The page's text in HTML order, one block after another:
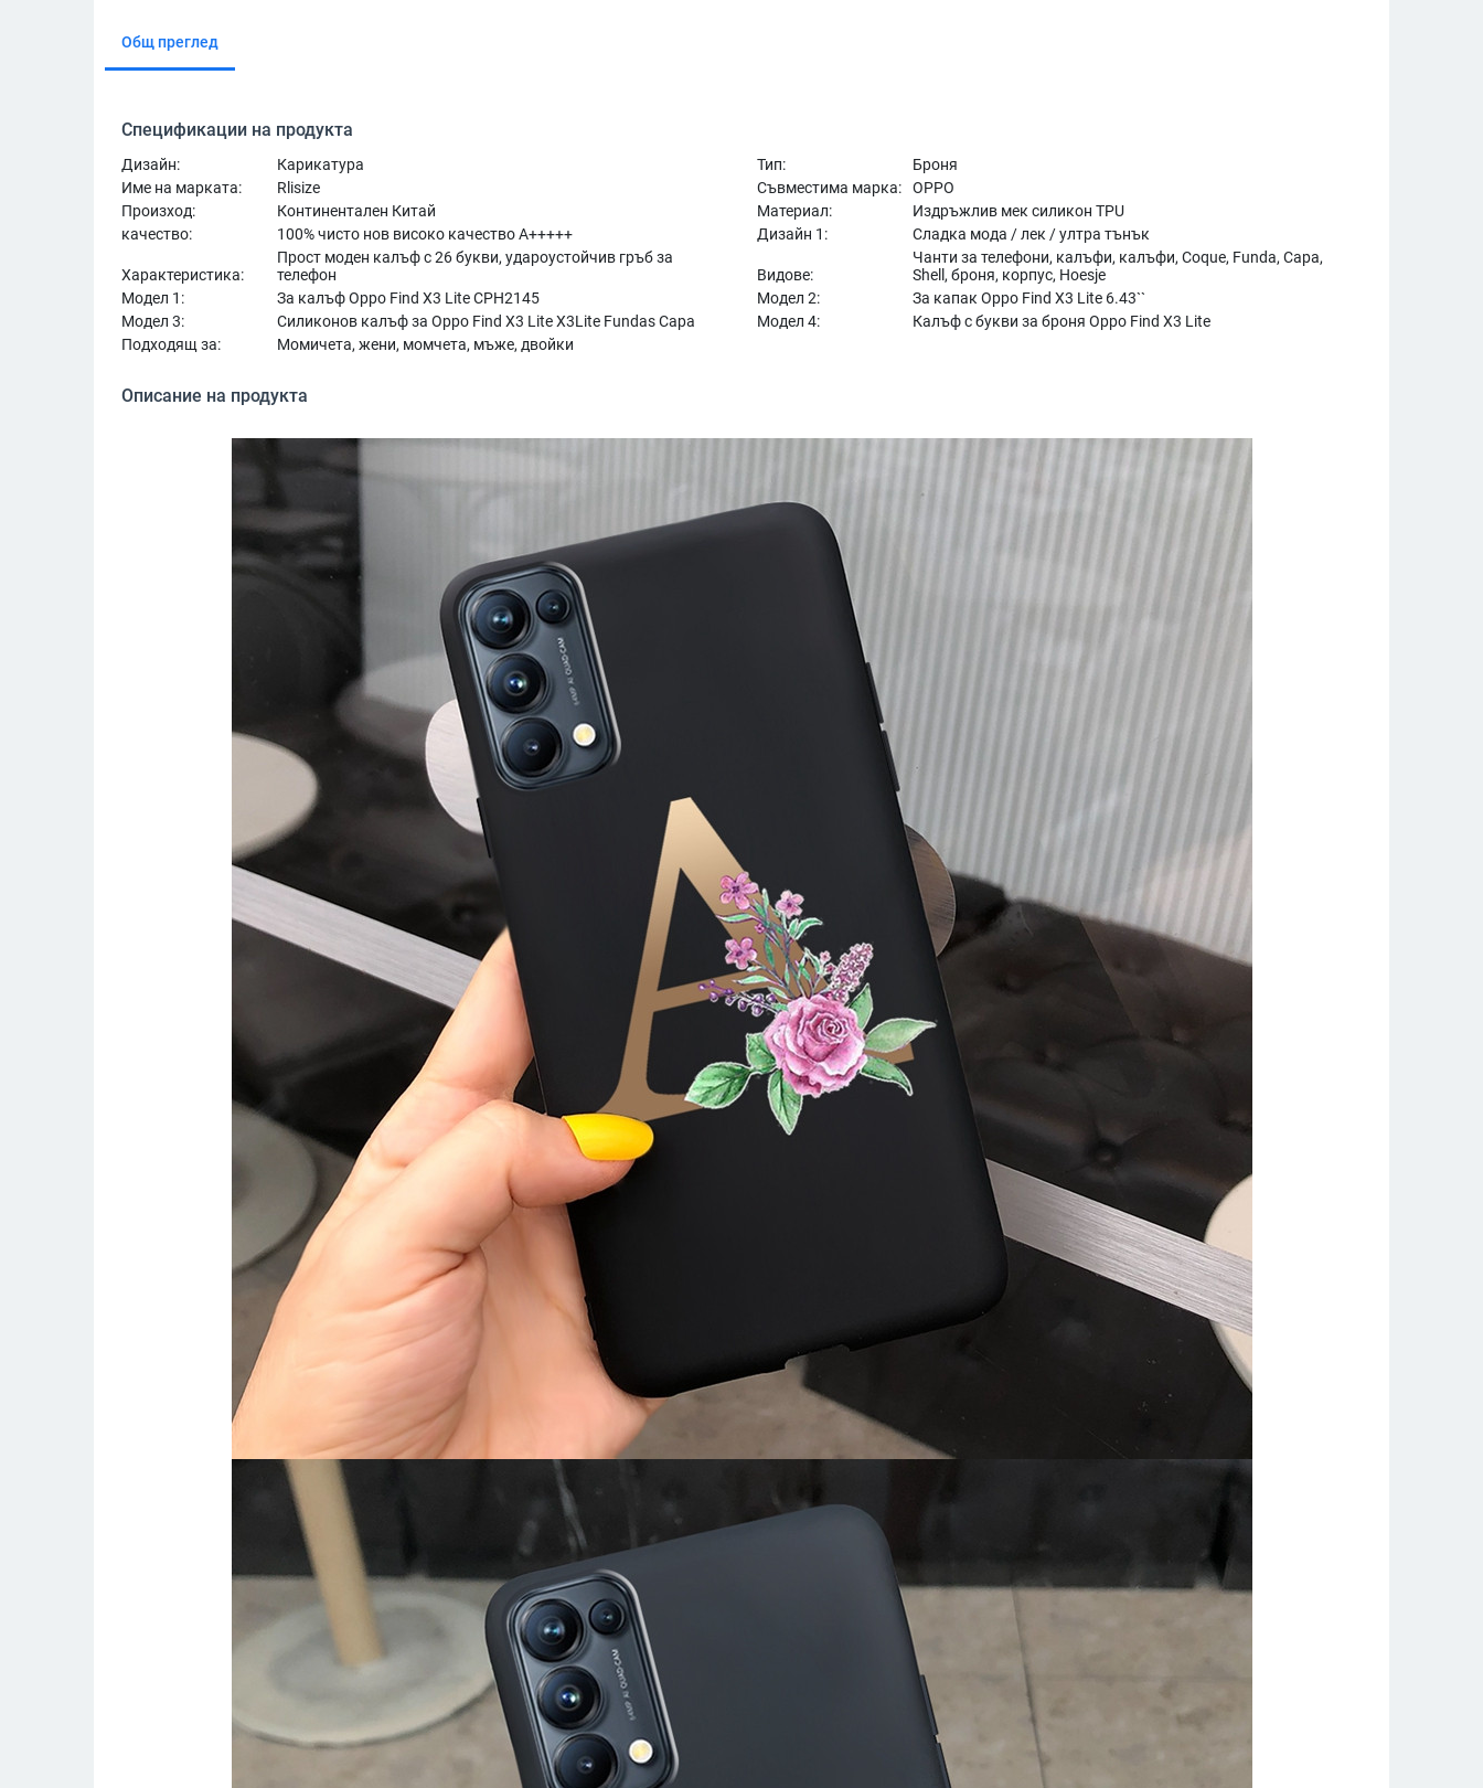
Общ преглед
Спецификации на продукта
Дизайн: Карикатура Тип:
Броня
Име на марката:
Rlisize Съвместима марка:
OPPO
Произход:
Континентален Китай Материал:
Издръжлив мек силикон TPU
качество:
100% чисто нов високо качество A+++++ Дизайн 1: Сладка мода / лек / ултра тънък
Характеристика:
Прост моден калъф с 26 букви, удароустойчив гръб за
телефон
Видове:
Чанти за телефони, калъфи, калъфи, Coque, Funda, Capa,
Shell, броня, корпус, Hoesje
Модел 1:
За калъф Oppo Find X3 Lite CPH2145 Модел 2:
За капак Oppo Find X3 Lite 6.43``
Модел 3:
Силиконов калъф за Oppo Find X3 Lite X3Lite Fundas Capa Модел 4:
Калъф с букви за броня Oppo Find X3 Lite
Подходящ за:
Момичета, жени, момчета, мъже, двойки
Описание на продукта